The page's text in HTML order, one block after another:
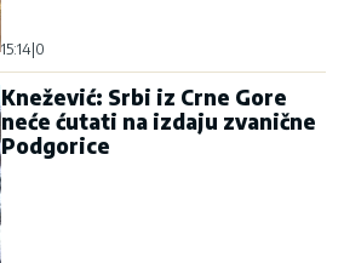
15:14 0
Knežević: Srbi iz Crne Gore
neće ćutati na izdaju zvanične
Podgorice